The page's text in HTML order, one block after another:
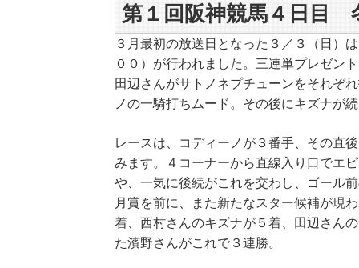
第１回阪神競馬４日目
３月最初の放送日となった３／３（日）
００）が行われました。三連単プレゼン
田辺さんがサトノネプチューンをそれぞ
ノの一騎打ちムード。その後にキズナが
レースは、コディーノが３番手、その直
みます。４コーナーから直線入り口でエ
や、一気に後続がこれを交わし、ゴール
月賞を前に、また新たなスター候補が現
着、西村さんのキズナが５着、田辺さん
た濱野さんがこれで３連勝。